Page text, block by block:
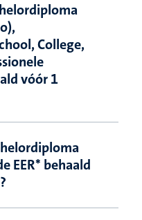
College,
vóór 1
EER* behaald